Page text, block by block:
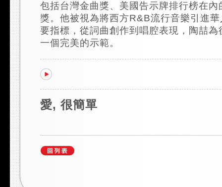
包括台灣金曲獎、美國告示牌排行榜在內
獎。他被視為將西方R&B流行音樂引進
要指標，從詞曲創作到唱腔表現，陶喆為
一個完美的示範。
愛, 很簡單